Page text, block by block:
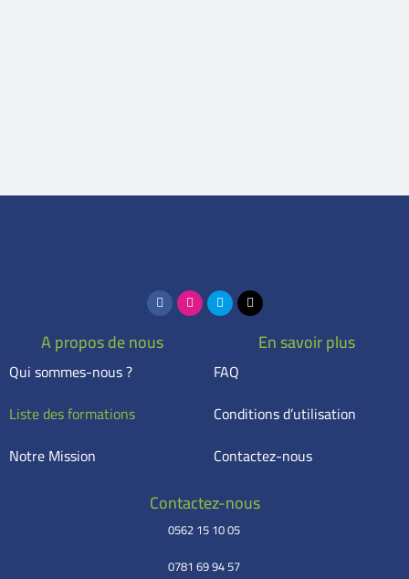
A propos de nous
Qui sommes-nous ?
Liste des formations
Notre Mission
En savoir plus
FAQ
Conditions d’utilisation
Contactez-nous
Contactez-nous
0562 15 10 05
0781 69 94 57